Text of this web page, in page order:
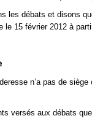
les débats et disons
le 15 février 2012 à
n’a pas de
versés aux débats